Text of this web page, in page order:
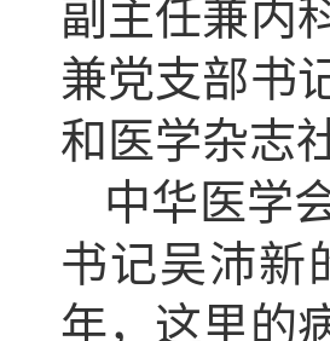
副主任兼内
兼党支部书
和医学杂志
中华医学
书记吴沛新
年，这里的